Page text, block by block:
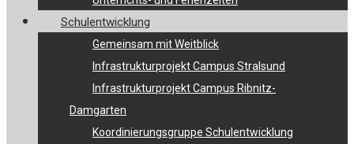
Schulentwicklung
Gemeinsam mit Weitblick
Infrastrukturprojekt Campus Stralsund
Infrastrukturprojekt Campus Ribnitz-
Damgarten
Koordinierungsgruppe Schulentwicklung